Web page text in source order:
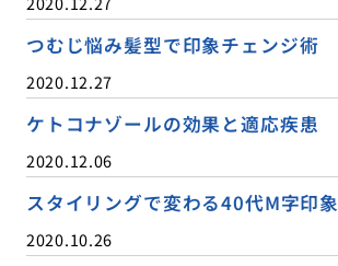
つむじ悩み髪型で印象チェンジ術
2020.12.27
ケトコナゾールの効果と適応疾患
2020.12.06
スタイリングで変わる40代M字印象
2020.10.26